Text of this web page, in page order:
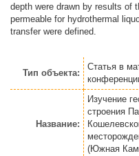
depth were drawn by results of
permeable for hydrothermal
transfer were defined.
Тип объекта:
Статья в
Название:
Изучение
строения
(Южная